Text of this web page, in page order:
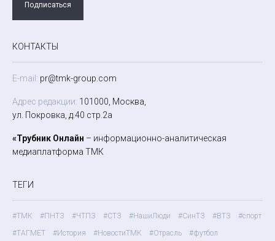
Подписаться
КОНТАКТЫ
E-mail: pr@tmk-group.com
Адрес редакции: 101000, Москва,
ул. Покровка, д.40 стр.2а
«Трубник Онлайн – информационно-аналитическая
медиаплатформа ТМК
ТЕГИ
#ТМК #ПНТЗ #ЧТПЗ #СТЗ #НашиЛюди #СинТЗ #ВТЗ
#спорт
#ТАГМЕТ
#История #НовостиТМК #Отрасль #футбол